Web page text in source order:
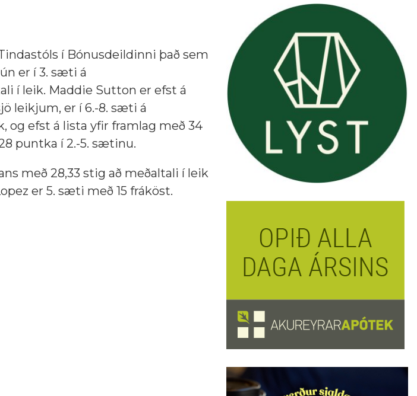
í Bónusdeildinni það sem
er í 3. sæti á
í leik. Maddie Sutton er efst á
leikjum, er í 6.-8. sæti á
og efst á lista yfir framlag með 34
puntka í 2.-5. sætinu.
með 28,33 stig að meðaltali í leik
er 5. sæti með 15 fráköst.